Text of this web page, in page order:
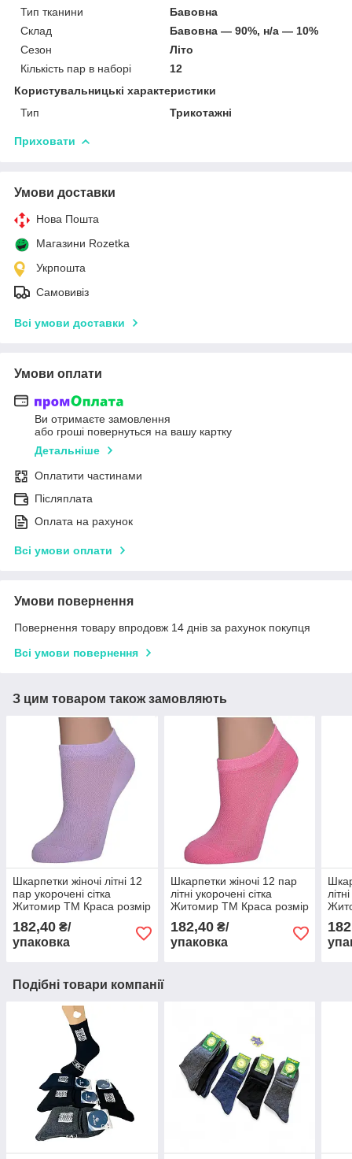
Тип тканини
Бавовна
Склад
Бавовна — 90%, н/а — 10%
Сезон
Літо
Кількість пар в наборі
12
Користувальницькі характеристики
Тип
Трикотажні
Приховати
Умови доставки
Нова Пошта
Магазини Rozetka
Укрпошта
Самовивіз
Всі умови доставки
Умови оплати
Ви отримаєте замовлення
або гроші повернуться на вашу картку
Детальніше
Оплатити частинами
Післяплата
Оплата на рахунок
Всі умови оплати
Умови повернення
Повернення товару впродовж 14 днів за рахунок покупця
Всі умови повернення
З цим товаром також замовляють
Шкарпетки жіночі літні 12
пар укорочені сітка
Житомир ТМ Краса розмір
182,40 ₴/
упаковка
Шкарпетки жіночі 12 пар
літні укорочені сітка
Житомир ТМ Краса розмір
182,40₴/
упаковка
Подібні товари компанії